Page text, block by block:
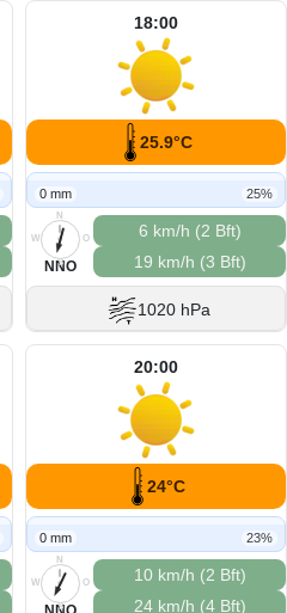
18:00
25.9°C
0 mm 25%
N
O
S
W
NNO
6 km/h (2 Bft)
19 km/h (3 Bft)
1020 hPa
20:00
24°C
0 mm 23%
N
O
S
W
10 km/h (2 Bft)
24 km/h (4 Bft)